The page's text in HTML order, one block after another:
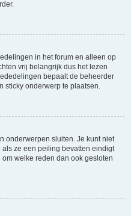
in het forum en alleen op
vrij belangrijk dus het lezen
bepaalt de beheerder
sticky onderwerp te plaatsen.
onderwerpen sluiten. Je kunt niet
ze een peiling bevatten eindigt
welke reden dan ook gesloten